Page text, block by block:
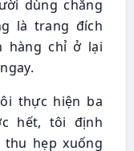
dùng chẳng
là trang đích
hàng chỉ ở lại
thực hiện ba
hết, tôi định
hẹp xuống